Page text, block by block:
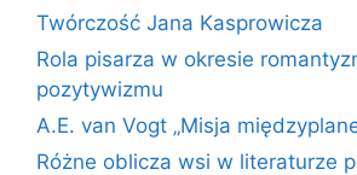
Twórczość Jana Kasprowicza
Rola pisarza w okresie
pozytywizmu
A.E. van Vogt „Misja
Różne oblicza wsi w literaturze